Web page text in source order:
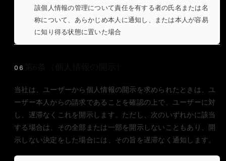
該個人情報の管理について責任を有する者の氏名または名
称について、あらかじめ本人に通知し、または本人が容易
に知り得る状態に置いた場合
06
当社は、ユーザーから個人情報の開示を求められたときは、ユ
ーザー本人からの請求であることを確認の上で、ユーザーに対
し、遅滞なくこれを開示します。ただし、次のいずれかに該当
する場合は、その全部または一部を開示しないこともあり、開
示しない決定をした場合には、その旨を遅滞なく通知します。